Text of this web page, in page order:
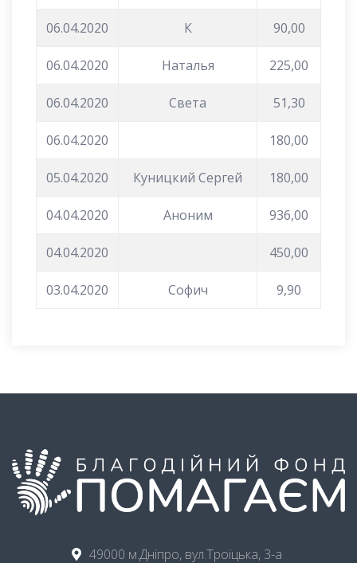
06.04.2020 К 90,00
06.04.2020 Наталья 225,00
06.04.2020 Света 51,30
06.04.2020 180,00
05.04.2020 Куницкий Сергей 180,00
04.04.2020 Аноним 936,00
04.04.2020 450,00
03.04.2020 Софич 9,90
49000 м.Дніпро, вул.Троїцька, 3-а